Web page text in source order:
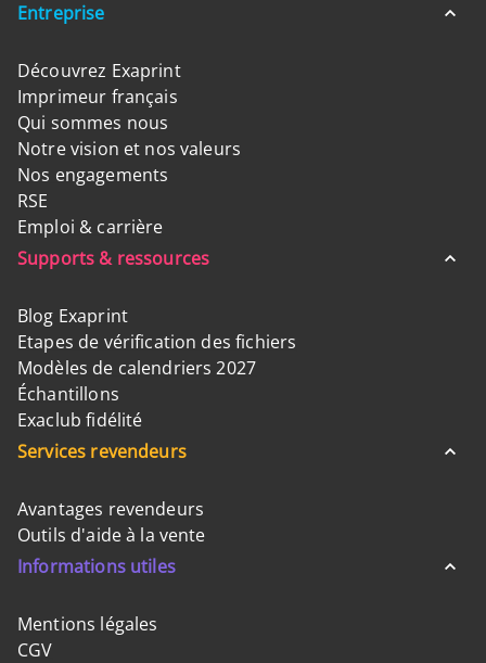
Entreprise
Découvrez Exaprint
Imprimeur français
Qui sommes nous
Notre vision et nos valeurs
Nos engagements
RSE
Emploi & carrière
Supports & ressources
Blog Exaprint
Etapes de vérification des fichiers
Modèles de calendriers 2027
Échantillons
Exaclub fidélité
Services revendeurs
Avantages revendeurs
Outils d'aide à la vente
Informations utiles
Mentions légales
CGV